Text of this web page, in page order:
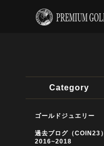
Category
ゴールドジュエリー
過去ブログ（COIN23）
2016~2018